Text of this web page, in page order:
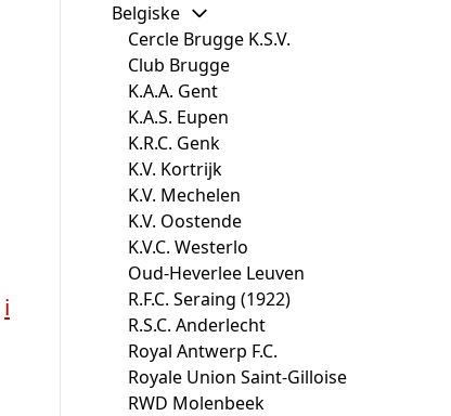
i
Belgiske
Cercle Brugge K.S.V.
Club Brugge
K.A.A. Gent
K.A.S. Eupen
K.R.C. Genk
K.V. Kortrijk
K.V. Mechelen
K.V. Oostende
K.V.C. Westerlo
Oud-Heverlee Leuven
R.F.C. Seraing (1922)
R.S.C. Anderlecht
Royal Antwerp F.C.
Royale Union Saint-Gilloise
RWD Molenbeek